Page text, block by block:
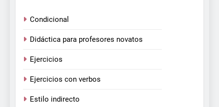
Condicional
Didáctica para profesores novatos
Ejercicios
Ejercicios con verbos
Estilo indirecto